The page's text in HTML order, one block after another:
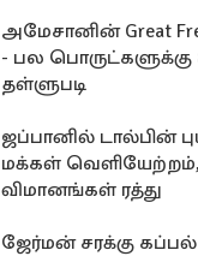
அமேசானின் Great
- பல பொருட்களுக்கு
தள்ளுபடி
ஜப்பானில் டால்பின்
மக்கள் வெளியேற்றம்,
விமானங்கள் ரத்து
ஜேர்மன் சரக்கு